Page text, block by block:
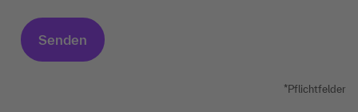
*Pflichtfelder